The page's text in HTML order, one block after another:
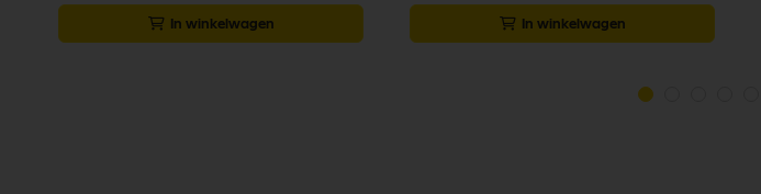
In winkelwagen In winkelwagen